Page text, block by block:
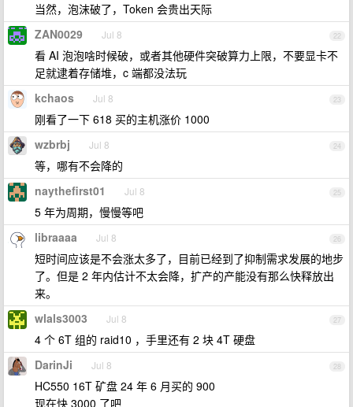
当然，泡沫破了，Token 会贵出天际
22
ZAN0029 Jul 8
看 AI 泡泡啥时候破，或者其他硬件突破算力上限，不要显卡不
足就逮着存储堆，c 端都没法玩
23
kchaos Jul 8
刚看了一下 618 买的主机涨价 1000
24
wzbrbj Jul 8
等，哪有不会降的
25
naythefirst01 Jul 8
5 年为周期，慢慢等吧
26
libraaaa Jul 8
短时间应该是不会涨太多了，目前已经到了抑制需求发展的地步
了。但是 2 年内估计不太会降，扩产的产能没有那么快释放出
来。
27
wlals3003 Jul 8
4 个 6T 组的 raid10 ，手里还有 2 块 4T 硬盘
28
DarinJi Jul 8
HC550 16T 矿盘 24 年 6 月买的 900
现在快 3000 了吧